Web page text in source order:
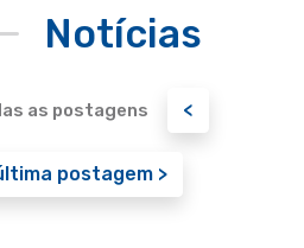
Notícias
as postagens <
postagem >